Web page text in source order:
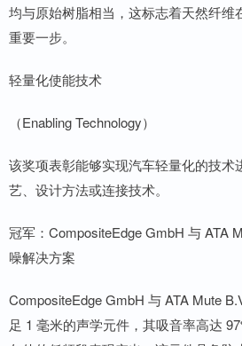
均与原始树脂相当，这标志着天然纤维
重要一步。
轻量化使能技术
（Enabling Technology）
该奖项表彰能够实现汽车轻量化的技术
艺、设计方法或连接技术。
冠军：CompositeEdge GmbH 与 ATA
噪解决方案
CompositeEdge GmbH 与 ATA Mute
足 1 毫米的声学元件，其吸音率高达